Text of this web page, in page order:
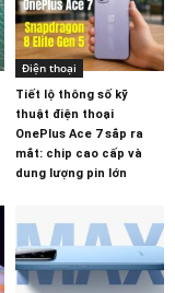
Điện thoại
Tiết lộ thông số kỹ
thuật điện thoại
OnePlus Ace 7 sắp ra
mắt: chip cao cấp và
dung lượng pin lớn